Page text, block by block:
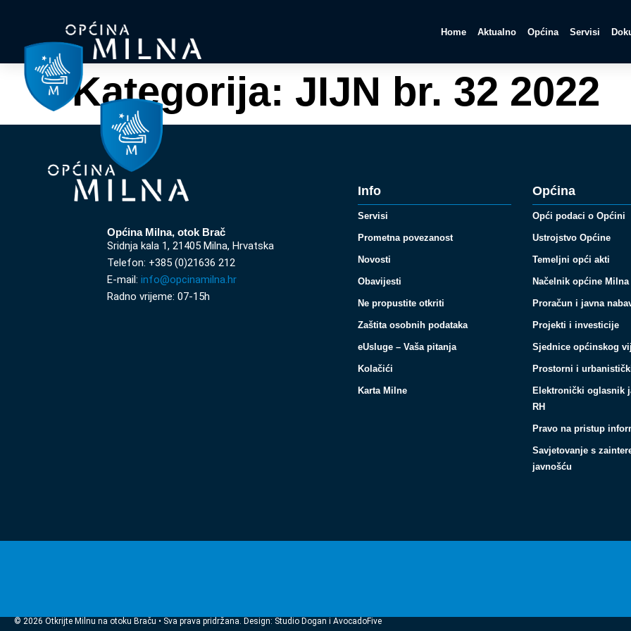
Home Aktualno Općina Servisi
Kategorija: JIJN br. 32 2022
Općina Milna, otok Brač
Sridnja kala 1, 21405 Milna, Hrvatska
Telefon: +385 (0)21636 212
E-mail: info@opcinamilna.hr
Radno vrijeme: 07-15h
Info
Servisi
Prometna povezanost
Novosti
Obavijesti
Ne propustite otkriti
Zaštita osobnih podataka
eUsluge – Vaša pitanja
Kolačići
Karta Milne
Općina
Opći podaci o Općini
Ustrojstvo Općine
Temeljni opći akti
Načelnik općine Milna
Proračun i javna
Projekti i investicije
Sjednice općinskog
Prostorni i
Elektronički oglasnik
RH
Pravo na pristup
Savjetovanje s
javnošću
© 2026 Otkrijte Milnu na otoku Braču • Sva prava pridržana. Design: Studio Dogan i AvocadoFive